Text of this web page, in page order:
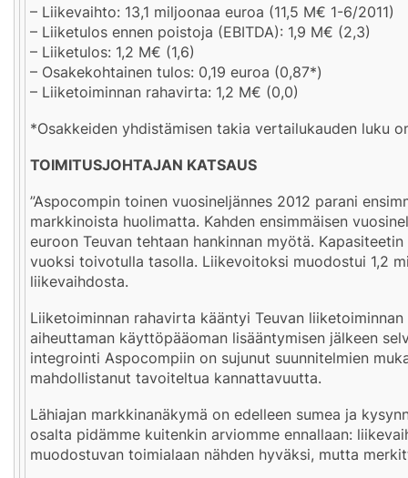
– Liikevaihto: 13,1 miljoonaa euroa (11,5 M€ 1-6/2011)
– Liiketulos ennen poistoja (EBITDA): 1,9 M€ (2,3)
– Liiketulos: 1,2 M€ (1,6)
– Osakekohtainen tulos: 0,19 euroa (0,87*)
– Liiketoiminnan rahavirta: 1,2 M€ (0,0)
*Osakkeiden yhdistämisen takia vertailukauden luku
TOIMITUSJOHTAJAN KATSAUS
”Aspocompin toinen vuosineljännes 2012 parani
markkinoista huolimatta. Kahden ensimmäisen
euroon Teuvan tehtaan hankinnan myötä.
vuoksi toivotulla tasolla. Liikevoitoksi muodostui 1,2
liikevaihdosta.
Liiketoiminnan rahavirta kääntyi Teuvan
aiheuttaman käyttöpääoman lisääntymisen jälkeen
integrointi Aspocompiin on sujunut suunnitelmien
mahdollistanut tavoiteltua kannattavuutta.
Lähiajan markkinanäkymä on edelleen sumea ja
osalta pidämme kuitenkin arviomme ennallaan:
muodostuvan toimialaan nähden hyväksi, mutta